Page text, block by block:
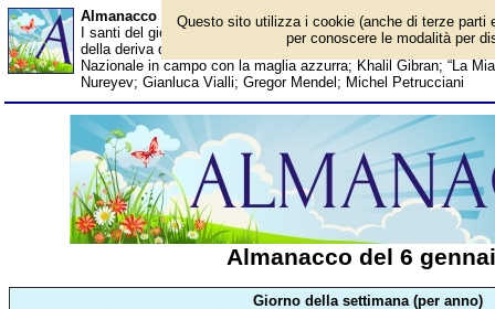
Almanacco del 6 gennaio - Santi del giorno
I santi del giorno, eventi storici, successi sportivi, anniversari e
della deriva dei continenti; Adriano Celentano; Nek; Giovanna
Nazionale in campo con la maglia azzurra; Khalil Gibran; “La
Nureyev; Gianluca Vialli; Gregor Mendel; Michel Petrucciani
Almanacco del 6
Giorno della settimana (per anno)
Questo sito utilizza i cookie (anche di terze parti
per conoscere le modalità per